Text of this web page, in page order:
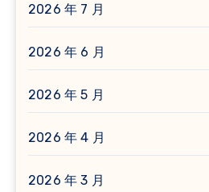
2026 年 7 月
2026 年 6 月
2026 年 5 月
2026 年 4 月
2026 年 3 月